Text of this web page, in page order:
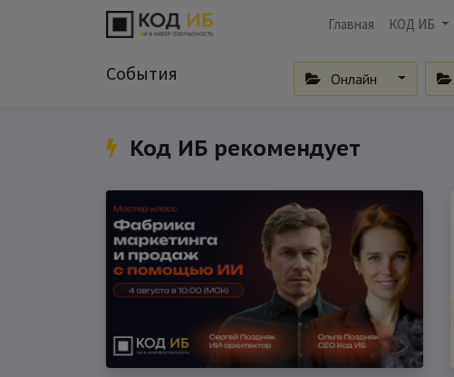
Главная КОД ИБ
События Онлайн
Код ИБ рекомендует